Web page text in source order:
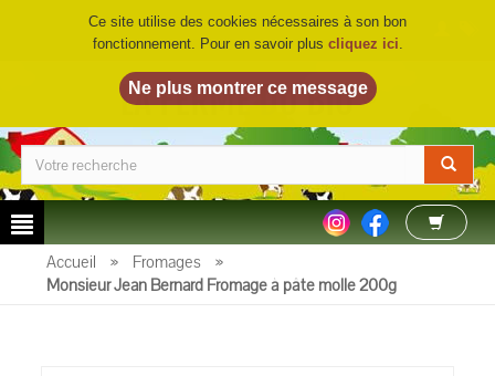
LA FERME DU BIO©
Accueil » Fromages
»
Monsieur Jean Bernard Fromage à pâte molle 200g
Ce site utilise des cookies nécessaires à son bon
fonctionnement. Pour en savoir plus cliquez ici.